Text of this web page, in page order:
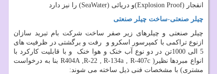
انفجار (Explosion Proof)و دریائی (SeaWater) را نیز دارد
چیلر صنعتی-ساخت چیلر صنعتی
چیلر صنعتی و چیلرهای زیر صفر ساخت شرکت بام تبرید سازان
ازنوع تراکمی با کمپرسور اسکرو و رفت و برگشتی در ظرفیت های
5 الی 1000تن در دو نوع آب خنک و هوا خنک و با قابلیت کارکرد با
انواع مبردها نظیر R404A ,R-22 , R-134a , R-407c ) بنا به درخواست
مشتری) با مشخصات فنی ذیل ساخته می شوند: